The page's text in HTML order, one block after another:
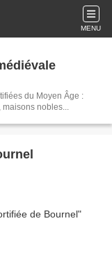
MENU
du Moyen Âge :
maisons nobles...